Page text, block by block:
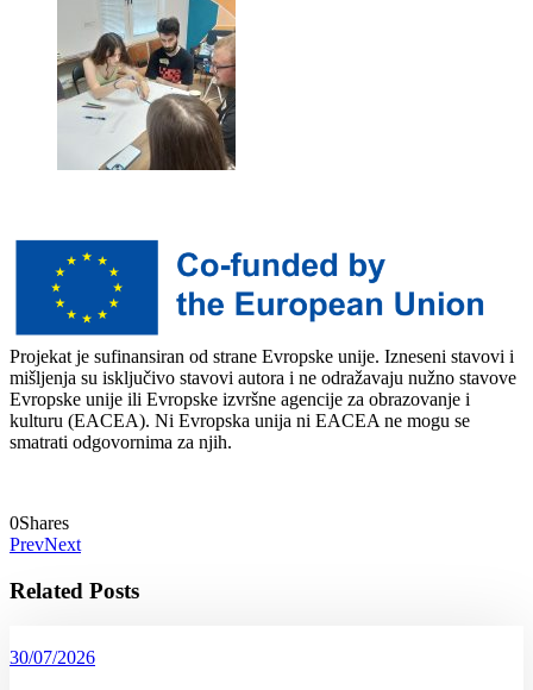
Projekat je sufinansiran od strane Evropske unije. Izneseni stavovi i
mišljenja su isključivo stavovi autora i ne odražavaju nužno stavove
Evropske unije ili Evropske izvršne agencije za obrazovanje i
kulturu (EACEA). Ni Evropska unija ni EACEA ne mogu se
smatrati odgovornima za njih.
0Shares
PrevNext
Related Posts
30/07/2026